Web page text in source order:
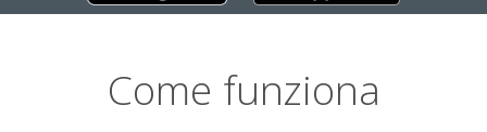
Come funziona